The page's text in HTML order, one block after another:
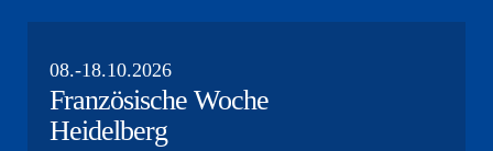
08.-18.10.2026
Französische Woche
Heidelberg